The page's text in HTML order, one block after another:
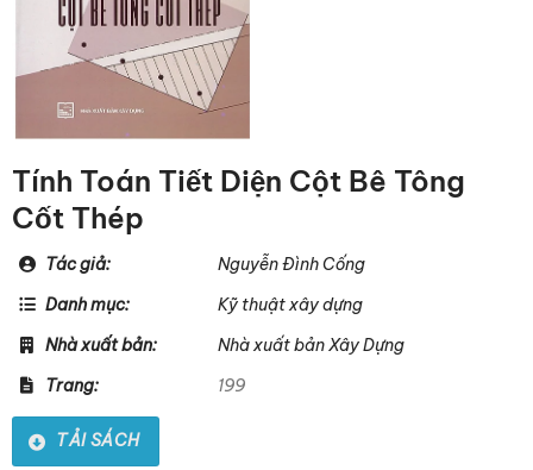
Tính Toán Tiết Diện Cột Bê Tông
Cốt Thép
Tác giả:
Nguyễn Đình Cống
Danh mục:
Kỹ thuật xây dựng
Nhà xuất bản:
Nhà xuất bản Xây Dựng
Trang:
199
TẢI SÁCH